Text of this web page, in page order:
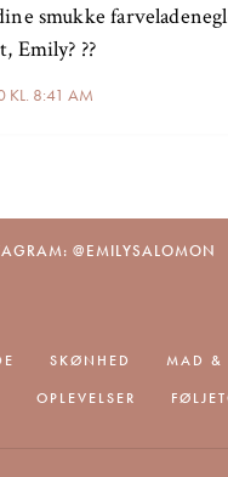
KL. 8:41 AM
smukke
Emily? ??
@EMILYSALOMON
SKØNHED
MAD &
OPLEVELSER